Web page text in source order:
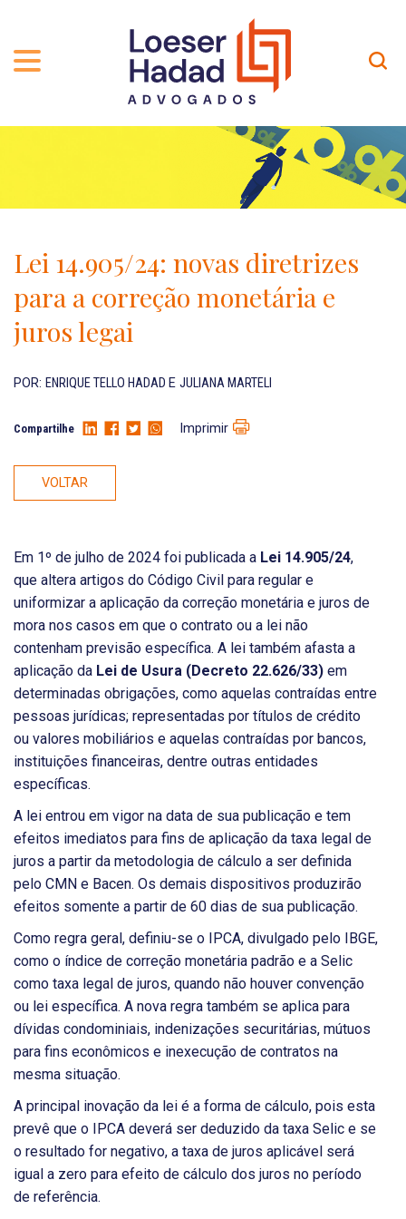
INCLUSÃO E DIVERSIDADE
PRÊMIOS
NOSSA EQUIPE
PROFISSIONAIS
CARREIRA
Contato
Localização
Lei 14.905/24: novas diretrizes
para a correção monetária e
juros legai
POR: ENRIQUE TELLO HADAD E JULIANA MARTELI
Compartilhe Imprimir
VOLTAR
Em 1º de julho de 2024 foi publicada a Lei 14.905/24,
que altera artigos do Código Civil para regular e
uniformizar a aplicação da correção monetária e juros de
mora nos casos em que o contrato ou a lei não
contenham previsão específica. A lei também afasta a
aplicação da Lei de Usura (Decreto 22.626/33) em
determinadas obrigações, como aquelas contraídas entre
pessoas jurídicas; representadas por títulos de crédito
ou valores mobiliários e aquelas contraídas por bancos,
instituições financeiras, dentre outras entidades
específicas.
A lei entrou em vigor na data de sua publicação e tem
efeitos imediatos para fins de aplicação da taxa legal de
juros a partir da metodologia de cálculo a ser definida
pelo CMN e Bacen. Os demais dispositivos produzirão
efeitos somente a partir de 60 dias de sua publicação.
Como regra geral, definiu-se o IPCA, divulgado pelo IBGE,
como o índice de correção monetária padrão e a Selic
como taxa legal de juros, quando não houver convenção
ou lei específica. A nova regra também se aplica para
dívidas condominiais, indenizações securitárias, mútuos
para fins econômicos e inexecução de contratos na
mesma situação.
A principal inovação da lei é a forma de cálculo, pois esta
prevê que o IPCA deverá ser deduzido da taxa Selic e se
o resultado for negativo, a taxa de juros aplicável será
igual a zero para efeito de cálculo dos juros no período
de referência.